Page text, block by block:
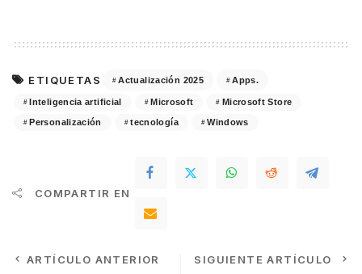
ETIQUETAS Actualización 2025 Apps.
Inteligencia artificial Microsoft Microsoft Store
Personalización tecnología Windows
COMPARTIR EN
ARTÍCULO ANTERIOR
SIGUIENTE ARTÍCULO